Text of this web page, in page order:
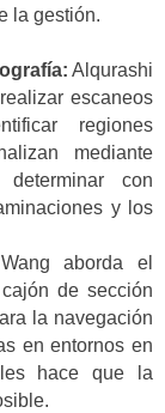
la gestión.
Alqurashi
escaneos
regiones
mediante
con
y los
aborda el
de sección
la navegación
en entornos en
hace que la